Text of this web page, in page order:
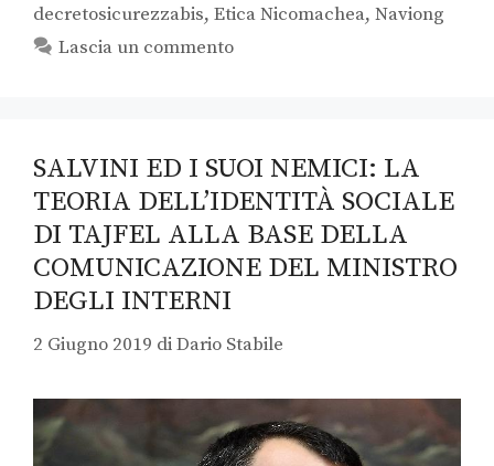
decretosicurezzabis, Etica Nicomachea, Naviong
Lascia un commento
SALVINI ED I SUOI NEMICI: LA
TEORIA DELL’IDENTITÀ SOCIALE
DI TAJFEL ALLA BASE DELLA
COMUNICAZIONE DEL MINISTRO
DEGLI INTERNI
2 Giugno 2019 diDario Stabile